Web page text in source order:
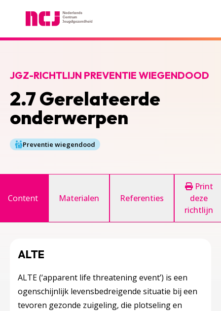
2.7 Gerelateerde
onderwerpen
JGZ-RICHTLIJN PREVENTIE WIEGENDOOD
Preventie wiegendood
Content Materialen Referenties
Print
deze
richtlijn
ALTE
ALTE (‘apparent life threatening event’) is een
ogenschijnlijk levensbedreigende situatie bij een
tevoren gezonde zuigeling, die plotseling en